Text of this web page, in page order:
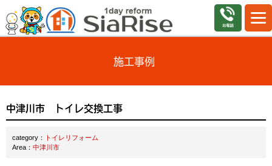
施工事例
中津川市 トイレ交換工事
category：
トイレリフォーム
Area： 中津川市